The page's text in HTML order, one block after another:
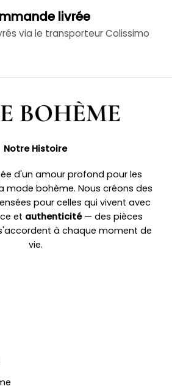
livrée
via le transporteur Colissimo
Notre Histoire
d'un amour profond pour les
mode bohème. Nous créons des
pour celles qui vivent avec
et authenticité— des pièces
à chaque moment de
vie.